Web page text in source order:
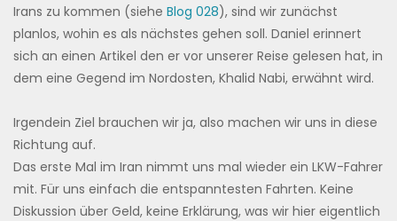
Irans zu kommen (siehe Blog 028), sind wir zunächst
planlos, wohin es als nächstes gehen soll. Daniel erinnert
sich an einen Artikel den er vor unserer Reise gelesen hat, in
dem eine Gegend im Nordosten, Khalid Nabi, erwähnt wird.
Irgendein Ziel brauchen wir ja, also machen wir uns in diese
Richtung auf.
Das erste Mal im Iran nimmt uns mal wieder ein LKW-Fahrer
mit. Für uns einfach die entspanntesten Fahrten. Keine
Diskussion über Geld, keine Erklärung, was wir hier eigentlich